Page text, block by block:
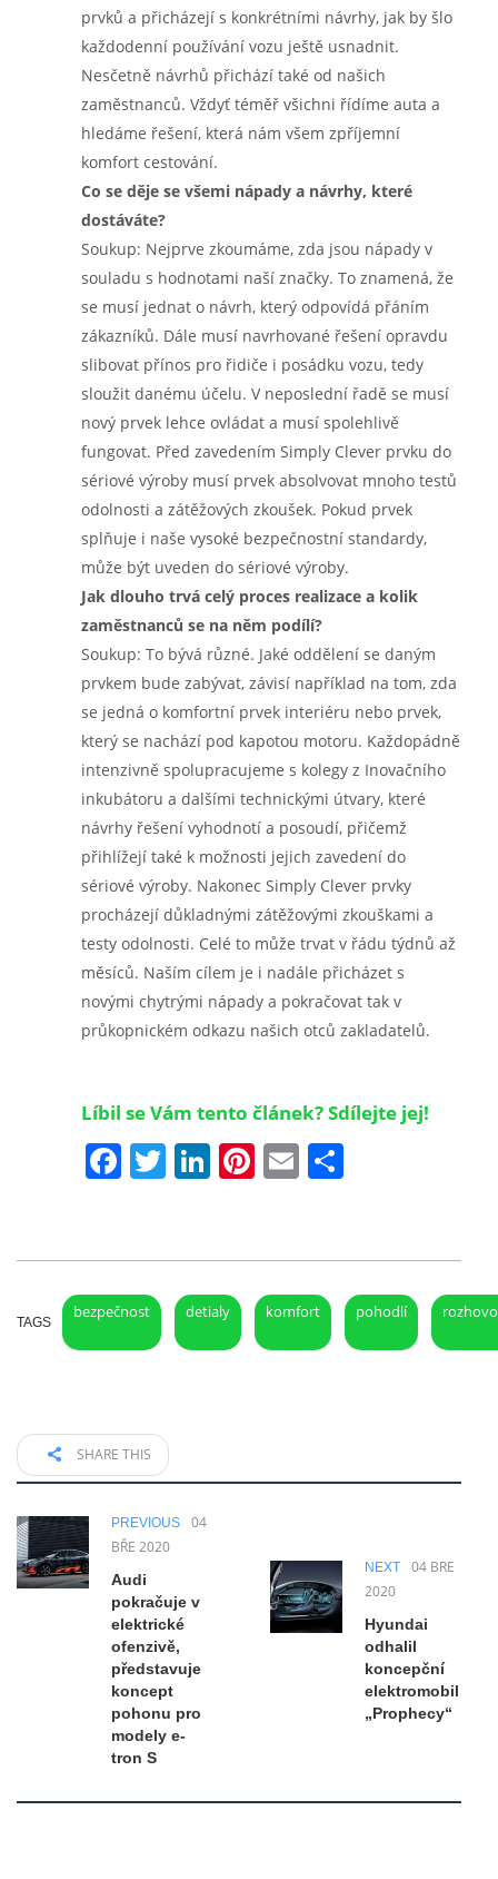
prvků a přicházejí s konkrétními návrhy, jak by šlo
každodenní používání vozu ještě usnadnit.
Nesčetně návrhů přichází také od našich
zaměstnanců. Vždyť téměř všichni řídíme auta a
hledáme řešení, která nám všem zpříjemní
komfort cestování.
Co se děje se všemi nápady a návrhy, které
dostáváte?
Soukup: Nejprve zkoumáme, zda jsou nápady v
souladu s hodnotami naší značky. To znamená, že
se musí jednat o návrh, který odpovídá přáním
zákazníků. Dále musí navrhované řešení opravdu
slibovat přínos pro řidiče i posádku vozu, tedy
sloužit danému účelu. V neposlední řadě se musí
nový prvek lehce ovládat a musí spolehlivě
fungovat. Před zavedením Simply Clever prvku do
sériové výroby musí prvek absolvovat mnoho testů
odolnosti a zátěžových zkoušek. Pokud prvek
splňuje i naše vysoké bezpečnostní standardy,
může být uveden do sériové výroby.
Jak dlouho trvá celý proces realizace a kolik
zaměstnanců se na něm podílí?
Soukup: To bývá různé. Jaké oddělení se daným
prvkem bude zabývat, závisí například na tom, zda
se jedná o komfortní prvek interiéru nebo prvek,
který se nachází pod kapotou motoru. Každopádně
intenzivně spolupracujeme s kolegy z Inovačního
inkubátoru a dalšími technickými útvary, které
návrhy řešení vyhodnotí a posoudí, přičemž
přihlížejí také k možnosti jejich zavedení do
sériové výroby. Nakonec Simply Clever prvky
procházejí důkladnými zátěžovými zkouškami a
testy odolnosti. Celé to může trvat v řádu týdnů až
měsíců. Naším cílem je i nadále přicházet s
novými chytrými nápady a pokračovat tak v
průkopnickém odkazu našich otců zakladatelů.
Líbil se Vám tento článek? Sdílejte jej!
Facebook
Twitter
LinkedIn
Pinterest
Email
TAGS
bezpečnost detialy komfort pohodlí
SHARE THIS
PREVIOUS
04
BŘE 2020
Audi
pokračuje v
elektrické
ofenzivě,
představuje
koncept
pohonu pro
modely e-
tron S
NEXT
04 BŘE
2020
Hyundai
odhalil
koncepční
elektromobil
„Prophecy“